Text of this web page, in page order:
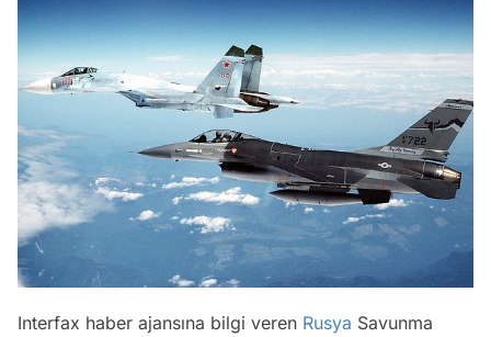
Interfax haber ajansına bilgi veren Rusya Savunma